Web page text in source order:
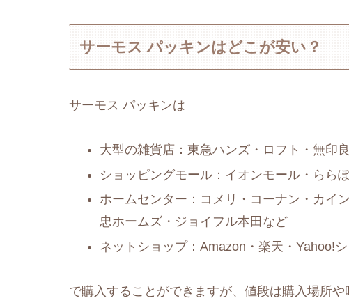
サーモス パッキンはどこが安い？
サーモス パッキンは
大型の雑貨店：東急ハンズ・ロフト・無印
ショッピングモール：イオンモール・らら
ホームセンター：コメリ・コーナン・カイ
忠ホームズ・ジョイフル本田など
ネットショップ：Amazon・楽天・Yahoo!
で購入することができますが、値段は購入場所や